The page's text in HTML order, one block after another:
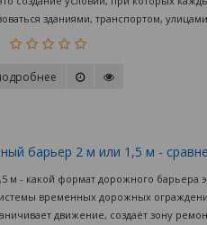
зданиями, транспортом,
барьер 2 м или 1,5 м -
м - какой формат дорожного барьера
временных дорожных
движение, создаёт зону